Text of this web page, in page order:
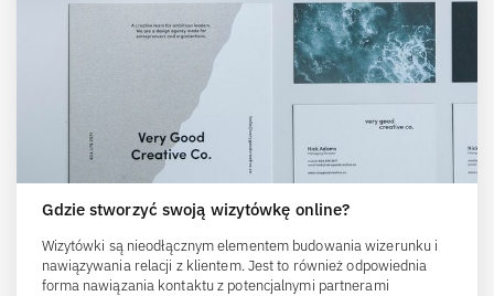
Gdzie stworzyć swoją wizytówkę online?
Wizytówki są nieodłącznym elementem budowania wizerunku i
nawiązywania relacji z klientem. Jest to również odpowiednia
forma nawiązania kontaktu z potencjalnymi partnerami